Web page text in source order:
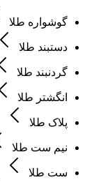
گوشواره طلا
دستبند طلا
گردنبند طلا
انگشتر طلا
پلاک طلا
نیم ست طلا
ست طلا